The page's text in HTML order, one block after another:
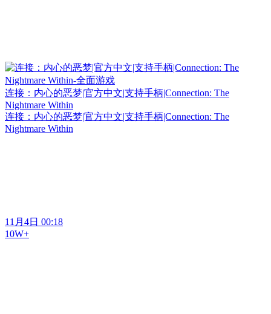
连接：内心的恶梦|官方中文|支持手柄|Connection: The
Nightmare Within
连接：内心的恶梦|官方中文|支持手柄|Connection: The
Nightmare Within
11月4日 00:18
10W+